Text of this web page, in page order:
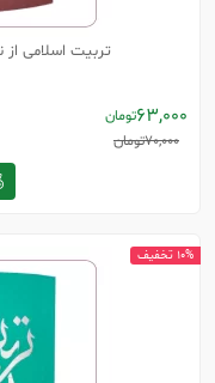
تربیت اسلامی از
63,000تومان
70,000تومان
10% تخفیف